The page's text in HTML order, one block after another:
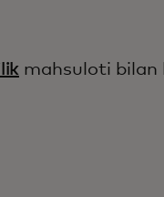
mahsuloti bilan